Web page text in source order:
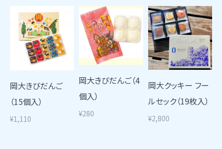
岡大きびだんご
（15個入）
¥1,110
岡大きびだんご（4
個入）
¥280
岡大クッキー フー
ルセック（19枚入）
¥2,800